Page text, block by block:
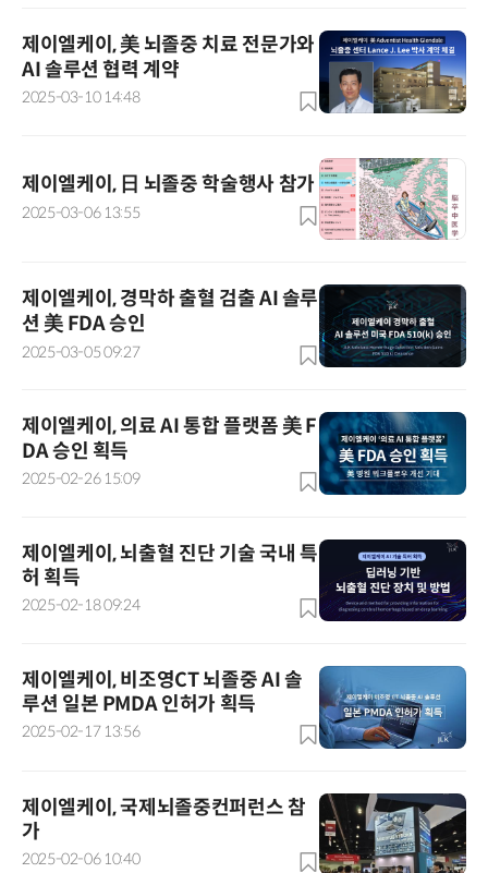
제이엘케이, 美 뇌졸중 치료 전문가와
AI 솔루션 협력 계약
2025-03-10 14:48
제이엘케이, 日 뇌졸중 학술행사 참가
2025-03-06 13:55
제이엘케이, 경막하 출혈 검출 AI 솔루
션 美 FDA 승인
2025-03-05 09:27
제이엘케이, 의료 AI 통합 플랫폼 美 F
DA 승인 획득
2025-02-26 15:09
제이엘케이, 뇌출혈 진단 기술 국내 특
허 획득
2025-02-18 09:24
제이엘케이, 비조영CT 뇌졸중 AI 솔
루션 일본 PMDA 인허가 획득
2025-02-17 13:56
제이엘케이, 국제뇌졸중컨퍼런스 참
가
2025-02-06 10:40